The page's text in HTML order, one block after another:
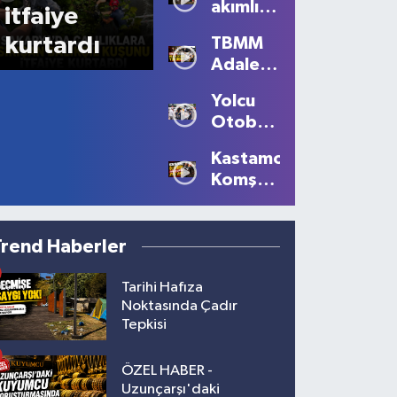
itfaiye
kurtardı
akımlı
TBMM
Adalet
tansiyon
yükseldi
Yolcu
Otobüsünün
Kadın
Ağır
Yaralandı
Kastamonu'da
Komşu
Kanlı
Bitti: 1
Haberler
Tarihi Hafıza
Noktasında Çadır
Tepkisi
ÖZEL HABER -
Uzunçarşı'daki